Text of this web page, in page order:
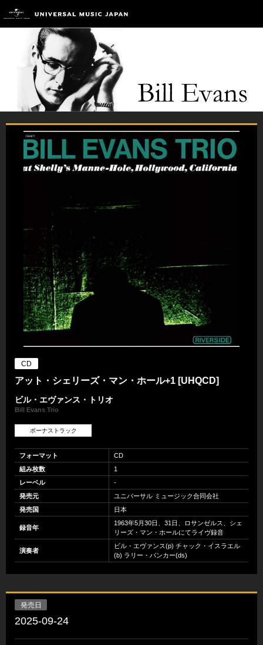
CD
アット・シェリーズ・マン・ホール+1 [UHQCD]
ビル・エヴァンス・トリオ
Bill Evans Trio
ボーナストラック
フォーマット
CD
組み枚数
1
レーベル
-
発売元
ユニバーサル ミュージック合同会社
発売国
日本
録音年
1963年5月30日、31日、ロサンゼルス、シェ
リーズ・マン・ホールにてライヴ録音
演奏者
ビル・エヴァンス(p) チャック・イスラエル
(b) ラリー・バンカー(ds)
発売日
2025-09-24